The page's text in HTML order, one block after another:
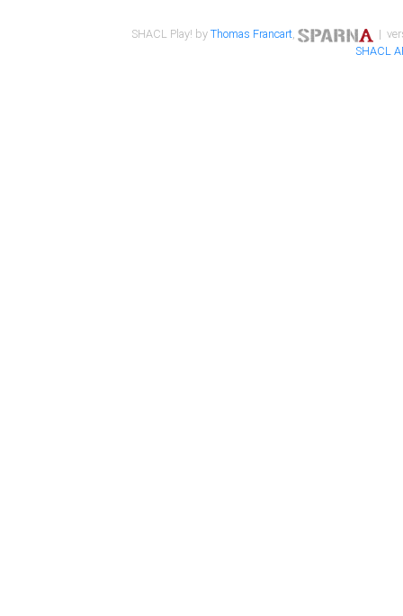
SHACL Play! byThomas Francart,
|
SHACL